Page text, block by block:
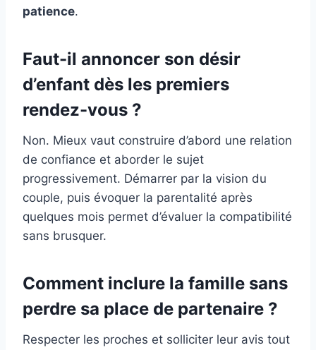
patience.
Faut-il annoncer son désir
d’enfant dès les premiers
rendez-vous ?
Non. Mieux vaut construire d’abord une relation
de confiance et aborder le sujet
progressivement. Démarrer par la vision du
couple, puis évoquer la parentalité après
quelques mois permet d’évaluer la compatibilité
sans brusquer.
Comment inclure la famille sans
perdre sa place de partenaire ?
Respecter les proches et solliciter leur avis tout